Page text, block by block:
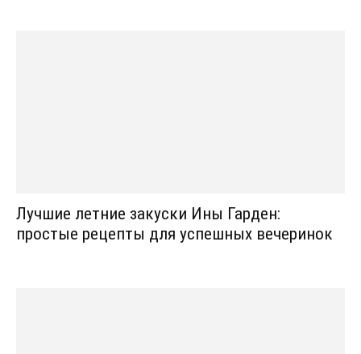
Лучшие летние закуски Ины Гарден:
простые рецепты для успешных вечеринок